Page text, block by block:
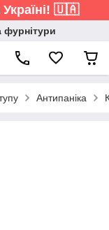
🇺🇦
фурнітури
Антипаніка